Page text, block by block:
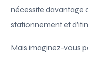
nécessite davantage
stationnement et
Mais imaginez-vous